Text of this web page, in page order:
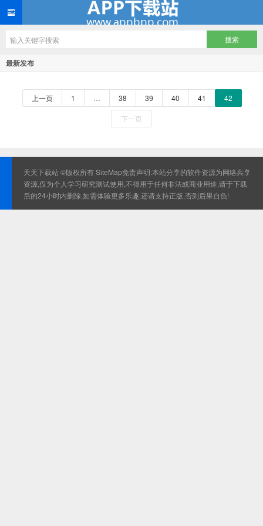
最新发布
上一页 1 … 38 39 40 41 42
下一页
天天下载站 ©版权所有SiteMap免责声明:本站分享的软件资源为网络共享
资源,仅为个人学习研究测试使用,不得用于任何非法或商业用途,请于下载
后的24小时内删除,如需体验更多乐趣,还请支持正版,否则后果自负!